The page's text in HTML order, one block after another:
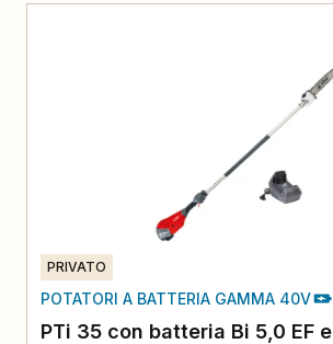
PRIVATO
POTATORI A BATTERIA GAMMA 40V
PTi 35 con batteria Bi 5,0 EF e